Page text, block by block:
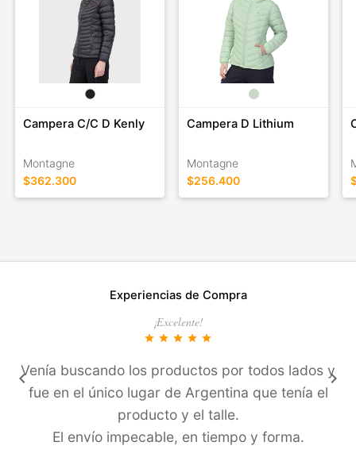
Campera C/C D Kenly
Montagne
$362.300
Campera D Lithium
Montagne
$256.400
Experiencias de Compra
¡Excelente!
star star star star star
Venía buscando los productos por todos lados y
fue en el único lugar de Argentina que tení­a el
producto y el talle.
El enví­o impecable, en tiempo y forma.
keyboard_arrow_left keyboard_arrow_right